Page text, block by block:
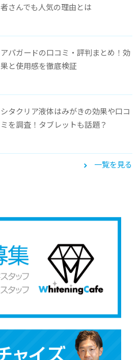
者さんでも人気の理由とは
アパガードの口コミ・評判まとめ！効
果と使用感を徹底検証
シタクリア液体はみがきの効果や口コ
ミを調査！タブレットも話題？
一覧を見る